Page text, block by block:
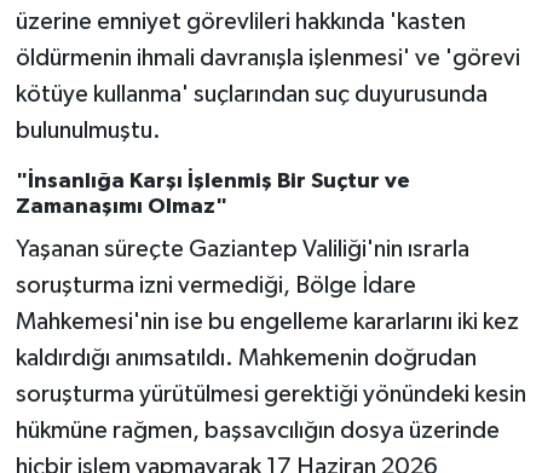
üzerine emniyet görevlileri hakkında 'kasten
öldürmenin ihmali davranışla işlenmesi' ve 'görevi
kötüye kullanma' suçlarından suç duyurusunda
bulunulmuştu.
"İnsanlığa Karşı İşlenmiş Bir Suçtur ve
Zamanaşımı Olmaz"
Yaşanan süreçte Gaziantep Valiliği'nin ısrarla
soruşturma izni vermediği, Bölge İdare
Mahkemesi'nin ise bu engelleme kararlarını iki kez
kaldırdığı anımsatıldı. Mahkemenin doğrudan
soruşturma yürütülmesi gerektiği yönündeki kesin
hükmüne rağmen, başsavcılığın dosya üzerinde
hiçbir işlem yapmayarak 17 Haziran 2026